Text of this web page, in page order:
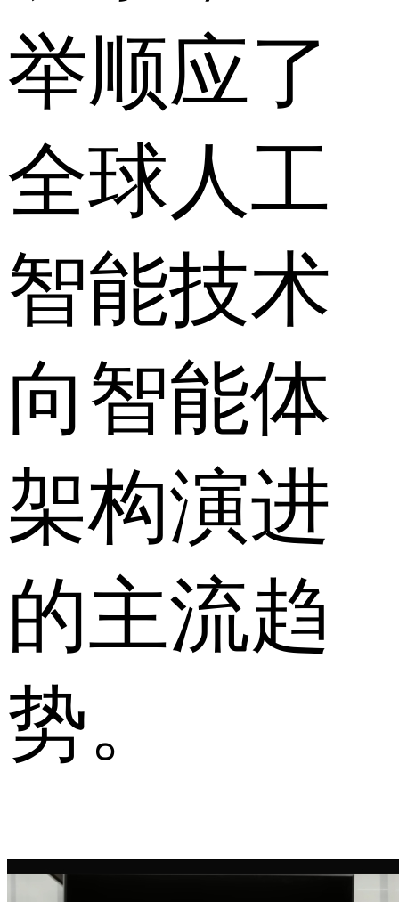
举顺应了
全球人工
智能技术
向智能体
架构演进
的主流趋
势。